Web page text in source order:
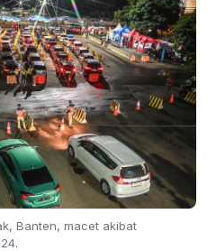
Banten, macet akibat